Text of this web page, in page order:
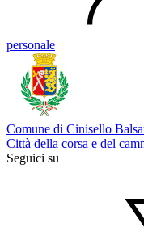
personale
Comune di Cinisello
Città della corsa e del
Seguici su